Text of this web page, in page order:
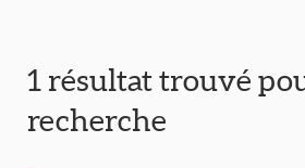
1 résultat trouvé
recherche